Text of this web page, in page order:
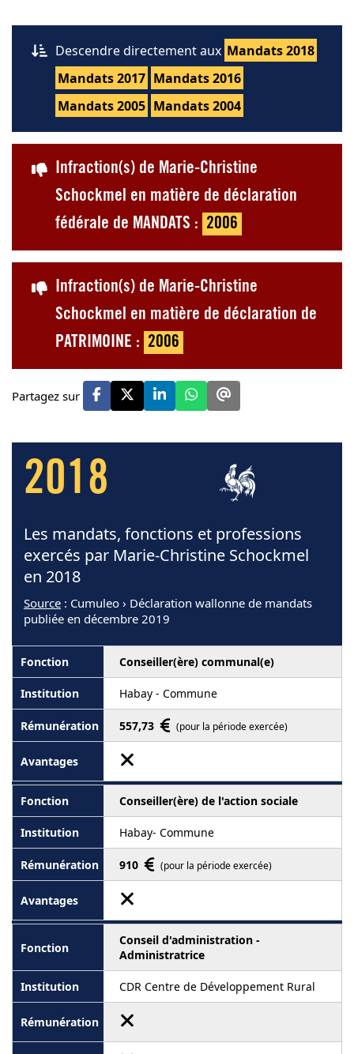
Descendre directement aux Mandats 2018
Mandats 2017 Mandats 2016
Mandats 2005 Mandats 2004
Infraction(s) de Marie-Christine
Schockmel en matière de déclaration
fédérale de MANDATS : 2006
Infraction(s) de Marie-Christine
Schockmel en matière de déclaration de
PATRIMOINE : 2006
Partagez sur
2018
Les mandats, fonctions et professions
exercés par Marie-Christine Schockmel
en 2018
Source : Cumuleo › Déclaration wallonne de mandats
publiée en décembre 2019
Conseiller(ère) communal(e)
Habay - Commune
557,73 (pour la période exercée)
Conseiller(ère) de l'action sociale
Habay- Commune
910 (pour la période exercée)
Conseil d'administration -
Administratrice
CDR Centre de Développement Rural